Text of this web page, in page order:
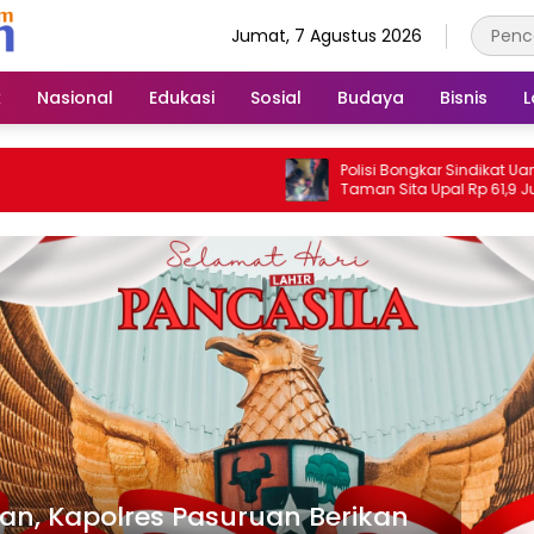
Jumat, 7 Agustus 2026
Nasional Edukasi Sosial Budaya Bisnis
Polisi Bongkar Sindikat Uang Palsu,
Taman Sita Upal Rp 61,9 Juta dan
Tangkap Tiga Tersangka
Kapolres Pasuruan Berikan